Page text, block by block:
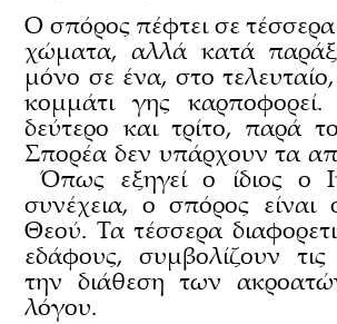
Ο σπόρος πέφτει σε τέσσερα
χώματα, αλλά κατά
μόνο σε ένα, στο
κομμάτι γης
δεύτερο και τρίτο, παρά
Σπορέα δεν υπάρχουν τα
Όπως εξηγεί ο ίδιος ο
συνέχεια, ο σπόρος είναι
Θεού. Τα τέσσερα
εδάφους, συμβολίζουν τις
την διάθεση των
λόγου.